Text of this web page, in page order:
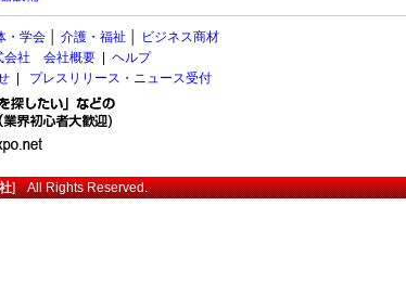
・学会 介護・福祉
ビジネス商材
会社 会社概要
ヘルプ
プレスリリース・ニュース受付
] All Rights Reserved.